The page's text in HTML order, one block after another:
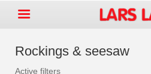
Rockings & seesaw
Active filters